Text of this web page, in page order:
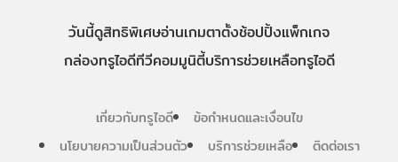
วันนี้ดูสิทธิพิเศษอ่านเกมตาตั้งช้อปปิ้งแพ็กเกจ
กล่องทรูไอดีทีวีคอมมูนิตี้บริการช่วยเหลือทรูไอดี
เกี่ยวกับทรูไอดี
ข้อกำหนดและเงื่อนไข
นโยบายความเป็นส่วนตัว
บริการช่วยเหลือ ติดต่อเรา